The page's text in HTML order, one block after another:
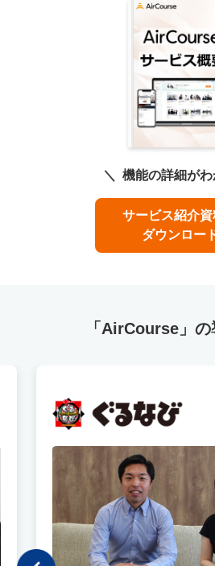
機能の詳細がわ
サービス紹介
ダウンロー
「AirCourse」の